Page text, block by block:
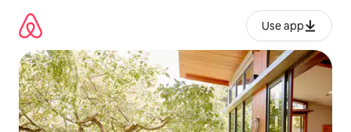
përmbajtja
Use app